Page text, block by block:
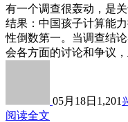
有一个调查很轰动，是
结果：中国孩子计算能
性倒数第一。当调查结
会各方面的讨论和争议
05月18日 1,201
阅读全文